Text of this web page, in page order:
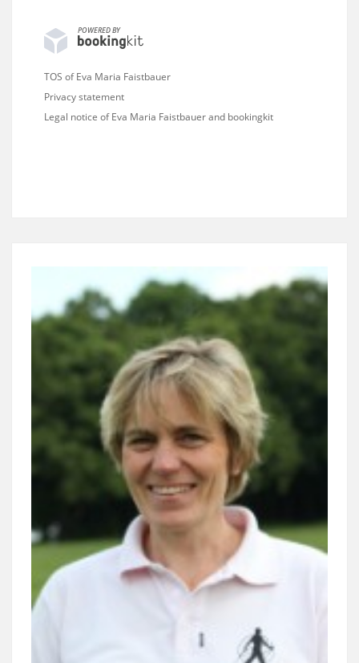
POWERED BY
TOS of Eva Maria Faistbauer
Privacy statement
Legal notice of Eva Maria Faistbauer and bookingkit